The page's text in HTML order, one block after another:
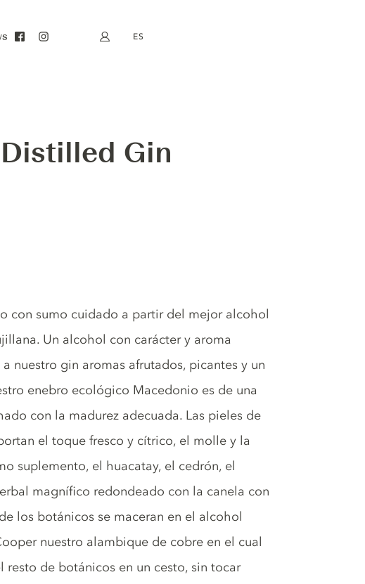
Mi cuenta
ES
Gin
con sumo cuidado a partir del mejor alcohol
Un alcohol con carácter y aroma
nuestro gin aromas afrutados, picantes y un
enebro ecológico Macedonio es de una
con la madurez adecuada. Las pieles de
el toque fresco y cítrico, el molle y la
suplemento, el huacatay, el cedrón, el
magnífico redondeado con la canela con
los botánicos se maceran en el alcohol
nuestro alambique de cobre en el cual
de botánicos en un cesto, sin tocar